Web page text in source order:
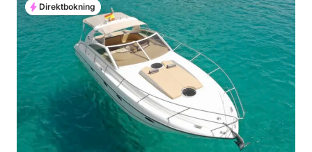
Direktbokning